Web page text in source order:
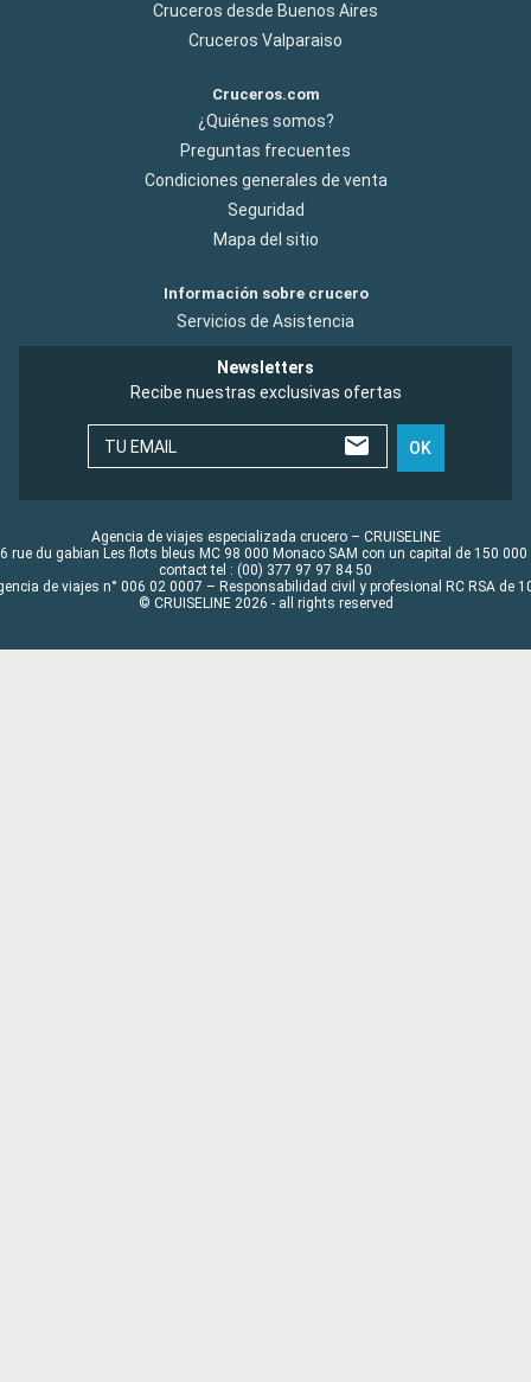
Cruceros desde Buenos Aires
Cruceros Valparaiso
Cruceros.com
¿Quiénes somos?
Preguntas frecuentes
Condiciones generales de venta
Seguridad
Mapa del sitio
Información sobre crucero
Servicios de Asistencia
Newsletters
Recibe nuestras exclusivas ofertas
TU EMAIL OK
Agencia de viajes especializada crucero – CRUISELINE
rue du gabian Les flots bleus MC 98 000 Monaco SAM con un capital de 150 000
contact tel : (00) 377 97 97 84 50
de viajes n° 006 02 0007 – Responsabilidad civil y profesional RC RSA de
© CRUISELINE 2026 - all rights reserved